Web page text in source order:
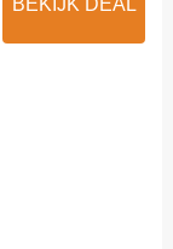
BEKIJK DEAL